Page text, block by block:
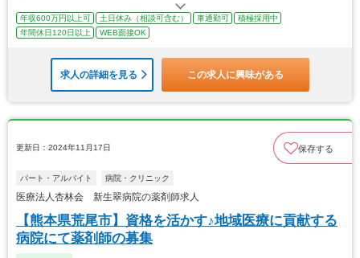
年収600万円以上可 土日休み（相談可含む） 車通勤可
積極採用中
年間休日120日以上
WEB面接OK
求人の詳細を見る この求人に興味がある
更新日：2024年11月17日 保存する
パート・アルバイト 病院・クリニック
医療法人杏林会 新生翠病院の薬剤師求人
【熊本県荒尾市】資格を活かす♪地域医療に貢献する
病院にて薬剤師の募集